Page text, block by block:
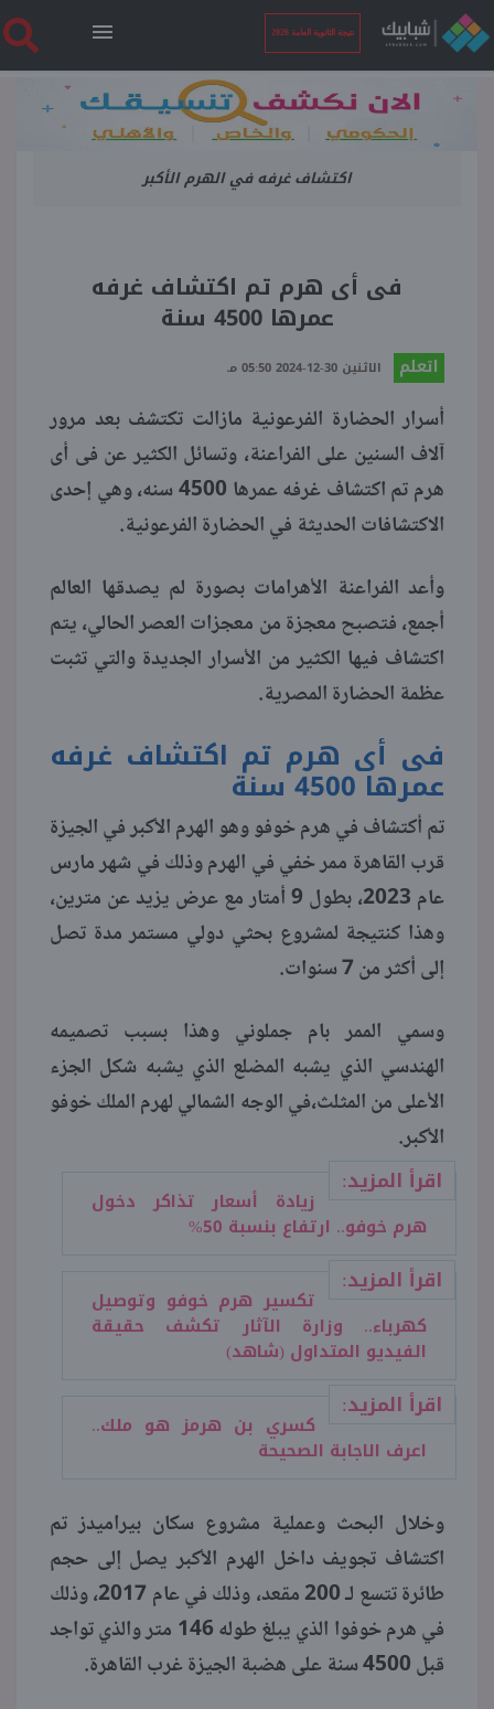
نتيجة الثانوية العامة 2026
الرئيسية
نتيجة الثانوية العامة 2026
فنجان قهوة
ملفات
منوعات
اكتشاف غرفه في الهرم الأكبر
فى أى هرم تم اكتشاف غرفه
عمرها 4500 سنة
اتعلم الاثنين 30-12-2024 05:50 مـ
أسرار الحضارة الفرعونية مازالت تكتشف بعد مرور
آلاف السنين على الفراعنة، وتسائل الكثير عن فى أى
هرم تم اكتشاف غرفه عمرها 4500 سنه، وهي إحدى
الاكتشافات الحديثة في الحضارة الفرعونية.
وأعد الفراعنة الأهرامات بصورة لم يصدقها العالم
أجمع، فتصبح معجزة من معجزات العصر الحالي، يتم
اكتشاف فيها الكثير من الأسرار الجديدة والتي تثبت
عظمة الحضارة المصرية.
فى أى هرم تم اكتشاف غرفه
عمرها 4500 سنة
تم أكتشاف في هرم خوفو وهو الهرم الأكبر في الجيزة
قرب القاهرة ممر خفي في الهرم وذلك في شهر مارس
عام 2023، بطول 9 أمتار مع عرض يزيد عن مترين،
وهذا كنتيجة لمشروع بحثي دولي مستمر مدة تصل
إلى أكثر من 7 سنوات.
وسمي الممر بام جملوني وهذا بسبب تصميمه
الهندسي الذي يشبه المضلع الذي يشبه شكل الجزء
الأعلى من المثلث،في الوجه الشمالي لهرم الملك خوفو
الأكبر.
اقرأ المزيد:
زيادة أسعار تذاكر دخول
هرم خوفو.. ارتفاع بنسبة 50%
اقرأ المزيد:
تكسير هرم خوفو وتوصيل
كهرباء.. وزارة الآثار تكشف حقيقة
الفيديو المتداول (شاهد)
اقرأ المزيد:
كسري بن هرمز هو ملك..
اعرف الاجابة الصحيحة
وخلال البحث وعملية مشروع سكان بيراميدز تم
اكتشاف تجويف داخل الهرم الأكبر يصل إلى حجم
طائرة تتسع لـ 200 مقعد، وذلك في عام 2017، وذلك
في هرم خوفوا الذي يبلغ طوله 146 متر والذي تواجد
قبل 4500 سنة على هضبة الجيزة غرب القاهرة.